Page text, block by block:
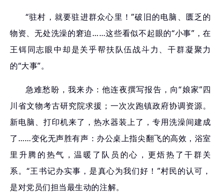
“驻村，就要驻进群众心里！”破旧的电脑、匮乏的
物资、无处洗澡的窘迫……这些看似不起眼的“小事”，在
王铒同志眼中却是关乎帮扶队伍战斗力、干群凝聚力
的“大事”。
急难愁盼，我来办：他连夜撰写报告，向“娘家”四
川省文物考古研究院求援；一次次跑镇政府协调资源。
新电脑、打印机来了，热水器装上了，专用洗澡间建成
了……变化无声胜有声：办公桌上指尖翻飞的高效，浴室
里升腾的热气，温暖了队员的心，更焐热了干群关
系。“王书记办实事，是真心为我们好！”村民的认可，
是对党员们担当最生动的注解。